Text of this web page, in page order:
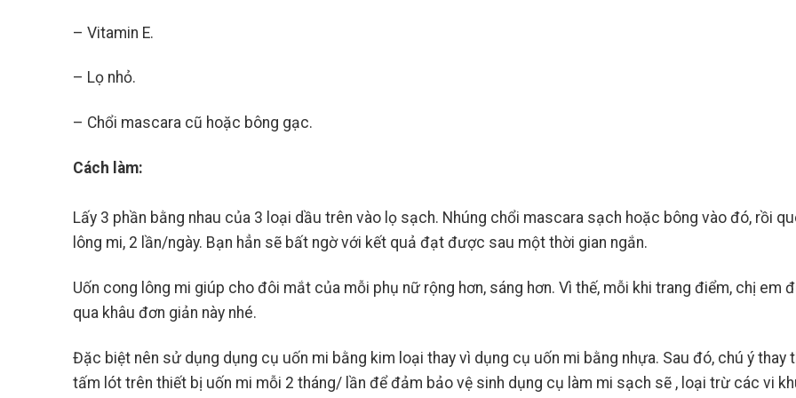
– Vitamin E.
– Lọ nhỏ.
– Chổi mascara cũ hoặc bông gạc.
Cách làm:
Lấy 3 phần bằng nhau của 3 loại dầu trên vào lọ sạch. Nhúng chổi mascara sạch hoặc bông vào đó, rồi
lông mi, 2 lần/ngày. Bạn hẳn sẽ bất ngờ với kết quả đạt được sau một thời gian ngắn.
Uốn cong lông mi giúp cho đôi mắt của mỗi phụ nữ rộng hơn, sáng hơn. Vì thế, mỗi khi trang điểm, chị em
qua khâu đơn giản này nhé.
Đặc biệt nên sử dụng dụng cụ uốn mi bằng kim loại thay vì dụng cụ uốn mi bằng nhựa. Sau đó, chú ý thay
tấm lót trên thiết bị uốn mi mỗi 2 tháng/ lần để đảm bảo vệ sinh dụng cụ làm mi sạch sẽ , loại trừ các vi